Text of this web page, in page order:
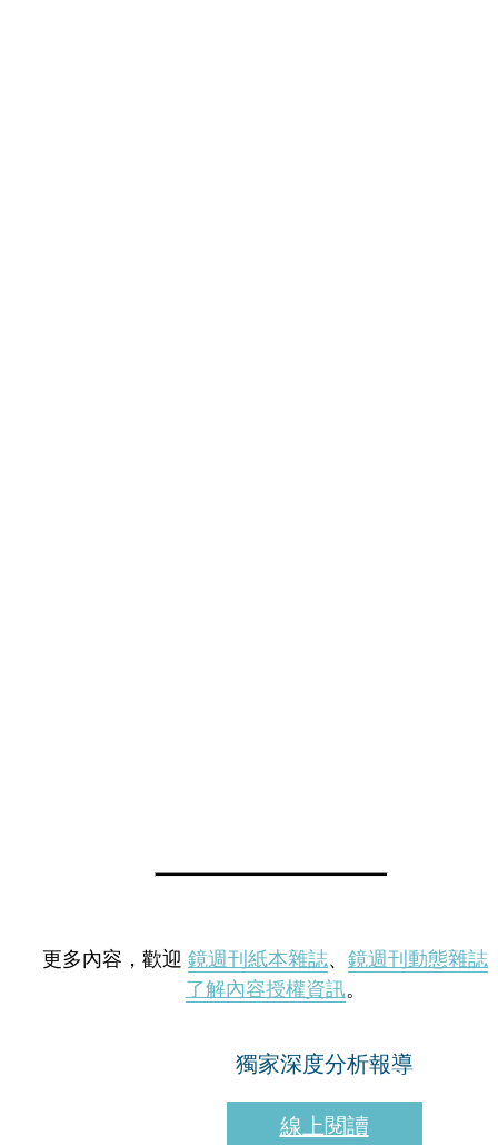
更多內容，歡迎 鏡週刊紙本雜誌、 鏡週刊動態雜誌
了解內容授權資訊。
獨家深度分析報導
線上閱讀